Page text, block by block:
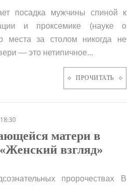
посадка мужчины спиной к
и проксемике (науке о
места за столом никогда не
— это нетипичное...
ПРОЧИТАТЬ
матери в
взгляд»
пророчествах В